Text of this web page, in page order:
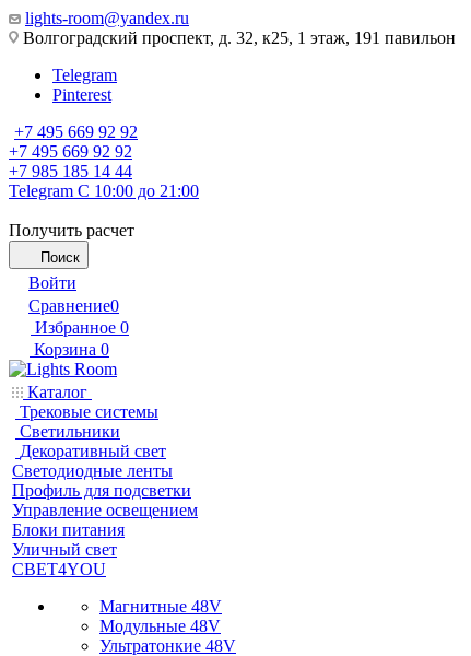
lights-room@yandex.ru
Волгоградский проспект, д. 32, к25, 1 этаж, 191 павильон
Telegram
Pinterest
+7 495 669 92 92
+7 495 669 92 92
+7 985 185 14 44
Telegram С 10:00 до 21:00
Получить расчет
Поиск
Войти
Сравнение0
Избранное 0
Корзина 0
Каталог
Трековые системы
Светильники
Декоративный свет
Светодиодные ленты
Профиль для подсветки
Управление освещением
Блоки питания
Уличный свет
СВЕТ4YOU
Магнитные 48V
Модульные 48V
Ультратонкие 48V